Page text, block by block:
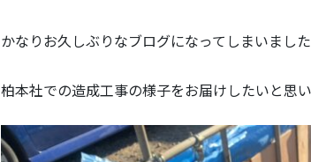
かなりお久しぶりなブログになってしまいました
柏本社での造成工事の様子をお届けしたいと思